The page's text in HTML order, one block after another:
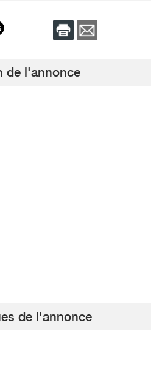
de l'annonce
de l'annonce